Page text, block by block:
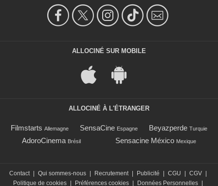
ALLOCINÉ SUR MOBILE
ALLOCINÉ À L'ÉTRANGER
Filmstarts Allemagne SensaCine Espagne Beyazperde Turquie
AdoroCinema Brésil Sensacine México Mexique
Contact Qui sommes-nous Recrutement Publicité CGU CGV
Politique de cookies
Préférences cookies Données Personnelles